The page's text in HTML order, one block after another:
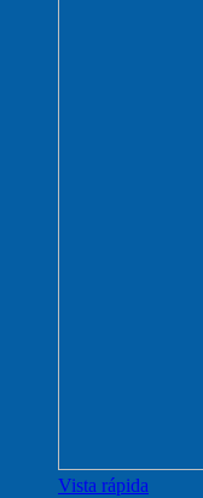
Vista rápida